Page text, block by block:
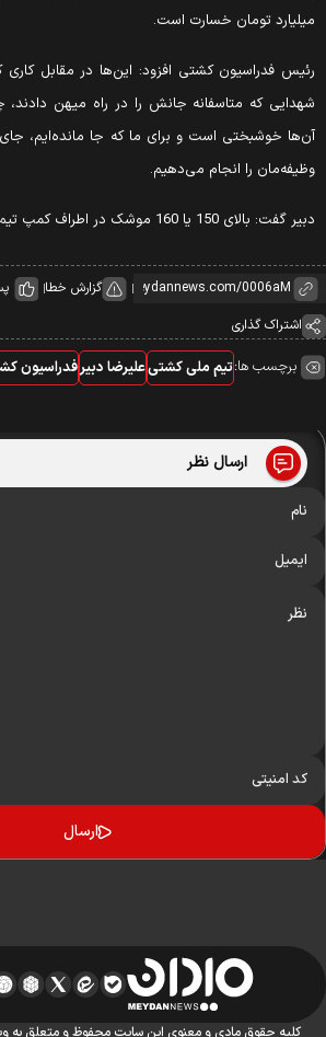
میلیارد تومان خسارت است.
رئیس فدراسیون کشتی افزود: این‌ها در مقابل
شهدایی که متاسفانه جانش را در راه میهن
آن‌ها خوشبختی است و برای ما که جا مانده‌ایم،
وظیفه‌مان را انجام می‌دهیم.
دبیر گفت: بالای 150 یا 160 موشک در اطراف کمپ تیم ملی موشک خورد.
گزارش خطا
اشتراک گذاری
برچسب ها:تیم ملی کشتیعلیرضا دبیرفدراسیون
ارسال نظر
کلیه حقوق مادی و معنوی این سایت محفوظ و متعلق به